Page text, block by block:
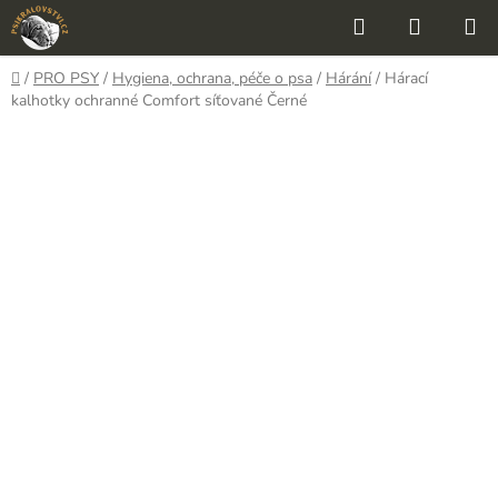
Přejít
na
obsah
Hledat
KOŠÍK
Domů
/ PRO PSY / Hygiena, ochrana, péče o psa / Hárání / Hárací
kalhotky ochranné Comfort síťované Černé